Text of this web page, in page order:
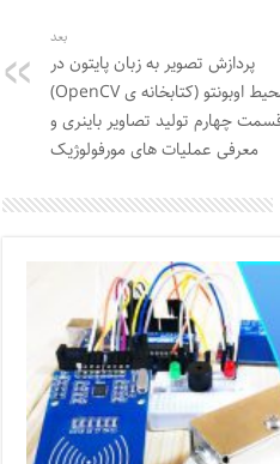
بعد
پردازش تصویر به زبان پایتون در
محیط اوبونتو (کتابخانه ی OpenCV)
چهارم تولید تصاویر باینری و
معرفی عملیات های مورفولوژیک